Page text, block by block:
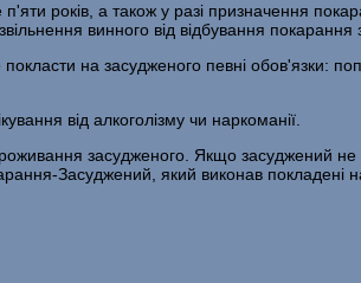
років, а також у разі призначення
винного від відбування
на засудженого певні обов'язки:
від алко­голізму чи наркоманії.
засу­дженого. Якщо засуджений не
Засуджений, який виконав покладені на